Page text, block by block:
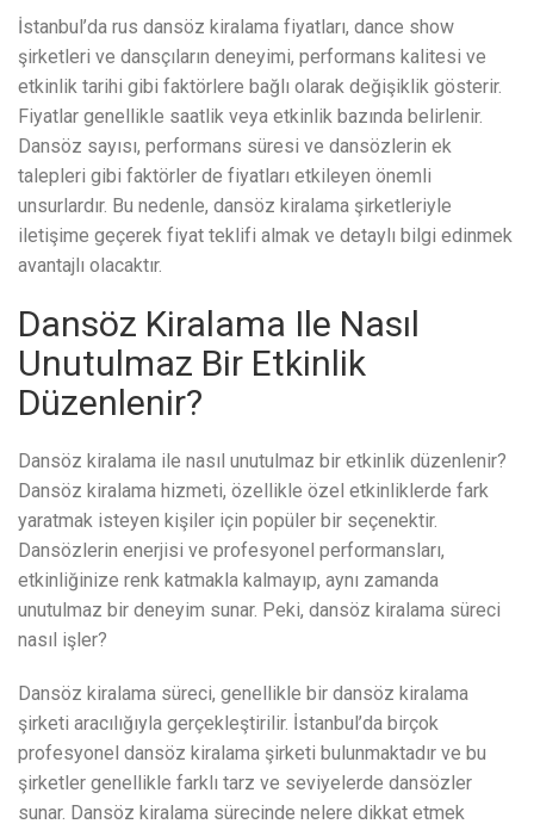
İstanbul’da rus dansöz kiralama fiyatları, dance show
şirketleri ve dansçıların deneyimi, performans kalitesi ve
etkinlik tarihi gibi faktörlere bağlı olarak değişiklik gösterir.
Fiyatlar genellikle saatlik veya etkinlik bazında belirlenir.
Dansöz sayısı, performans süresi ve dansözlerin ek
talepleri gibi faktörler de fiyatları etkileyen önemli
unsurlardır. Bu nedenle, dansöz kiralama şirketleriyle
iletişime geçerek fiyat teklifi almak ve detaylı bilgi edinmek
avantajlı olacaktır.
Dansöz Kiralama Ile Nasıl
Unutulmaz Bir Etkinlik
Düzenlenir?
Dansöz kiralama ile nasıl unutulmaz bir etkinlik düzenlenir?
Dansöz kiralama hizmeti, özellikle özel etkinliklerde fark
yaratmak isteyen kişiler için popüler bir seçenektir.
Dansözlerin enerjisi ve profesyonel performansları,
etkinliğinize renk katmakla kalmayıp, aynı zamanda
unutulmaz bir deneyim sunar. Peki, dansöz kiralama süreci
nasıl işler?
Dansöz kiralama süreci, genellikle bir dansöz kiralama
şirketi aracılığıyla gerçekleştirilir. İstanbul’da birçok
profesyonel dansöz kiralama şirketi bulunmaktadır ve bu
şirketler genellikle farklı tarz ve seviyelerde dansözler
sunar. Dansöz kiralama sürecinde nelere dikkat etmek